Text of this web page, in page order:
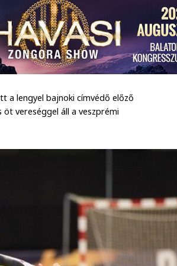
a lengyel bajnoki címvédő előző
vereséggel áll a veszprémi